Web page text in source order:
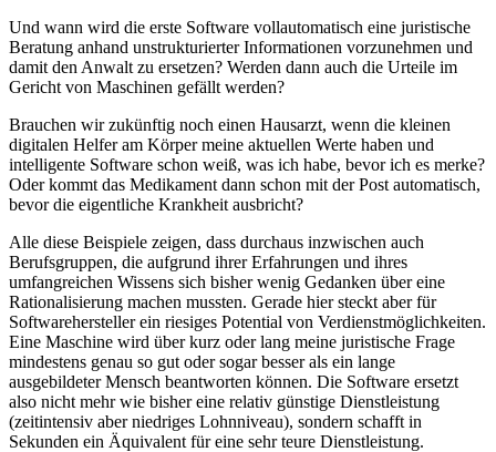
Und wann wird die erste Software vollautomatisch eine juristische
Beratung anhand unstrukturierter Informationen vorzunehmen und
damit den Anwalt zu ersetzen? Werden dann auch die Urteile im
Gericht von Maschinen gefällt werden?
Brauchen wir zukünftig noch einen Hausarzt, wenn die kleinen
digitalen Helfer am Körper meine aktuellen Werte haben und
intelligente Software schon weiß, was ich habe, bevor ich es merke?
Oder kommt das Medikament dann schon mit der Post automatisch,
bevor die eigentliche Krankheit ausbricht?
Alle diese Beispiele zeigen, dass durchaus inzwischen auch
Berufsgruppen, die aufgrund ihrer Erfahrungen und ihres
umfangreichen Wissens sich bisher wenig Gedanken über eine
Rationalisierung machen mussten. Gerade hier steckt aber für
Softwarehersteller ein riesiges Potential von Verdienstmöglichkeiten.
Eine Maschine wird über kurz oder lang meine juristische Frage
mindestens genau so gut oder sogar besser als ein lange
ausgebildeter Mensch beantworten können. Die Software ersetzt
also nicht mehr wie bisher eine relativ günstige Dienstleistung
(zeitintensiv aber niedriges Lohnniveau), sondern schafft in
Sekunden ein Äquivalent für eine sehr teure Dienstleistung.